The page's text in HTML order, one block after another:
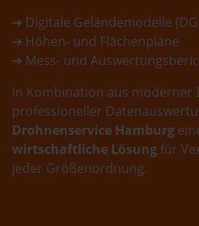
➔ Digitale Geländemodelle
➔ Höhen- und Flächenpläne
➔ Mess- und
In Kombination aus moderner
professioneller
Drohnenservice Hamburg
wirtschaftliche Lösungfür
jeder Größenordnung.